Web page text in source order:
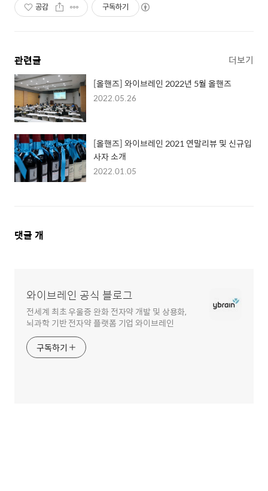
공감 구독하기
관련글 더보기
[올핸즈] 와이브레인 2022년 5월 올핸즈
2022.05.26
[올핸즈] 와이브레인 2021 연말리뷰 및 신규입
사자 소개
2022.01.05
댓
댓글 개
와이브레인 공식 블로그
전세계 최초 우울증 완화 전자약 개발 및 상용화,
뇌과학 기반 전자약 플랫폼 기업 와이브레인
구독하기